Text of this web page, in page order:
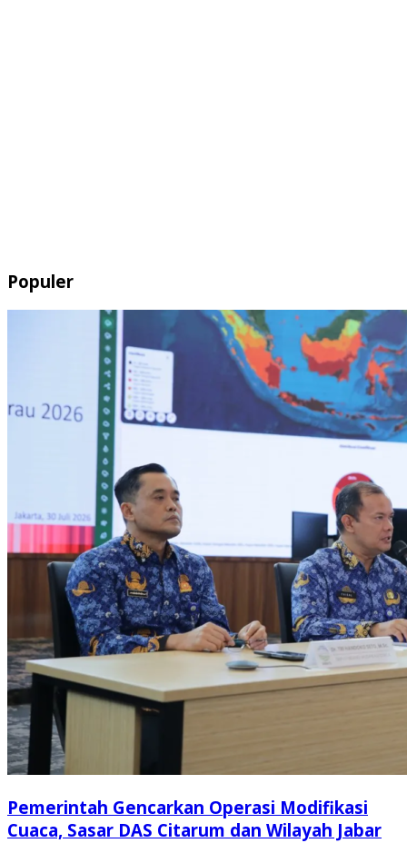
Populer
Pemerintah Gencarkan Operasi Modifikasi
Cuaca, Sasar DAS Citarum dan Wilayah Jabar